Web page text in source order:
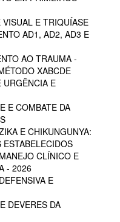
E TRIQUÍASE
AD1, AD2, AD3 E
AO TRAUMA -
XABCDE
URGÊNCIA E
E COMBATE DA
E CHIKUNGUNYA:
CLÍNICO E
- 2026
E
DEVERES DA